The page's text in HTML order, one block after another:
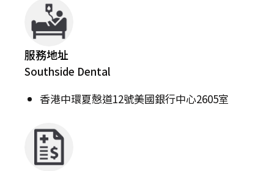
服務地址
Southside Dental
香港中環夏慤道12號美國銀行中心2605室